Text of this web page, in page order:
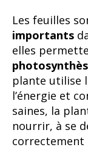
Les feuilles
importants
elles
plante utilise
l’énergie et
saines, la
nourrir, à se
correctement